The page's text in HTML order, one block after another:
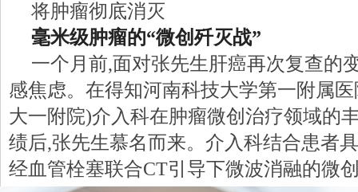
将肿瘤彻底消灭
毫米级肿瘤的“微创歼灭战”
一个月前,面对张先生肝癌再次复查的
感焦虑。在得知河南科技大学第一附属
大一附院)介入科在肿瘤微创治疗领域的
绩后,张先生慕名而来。介入科结合患者
经血管栓塞联合CT引导下微波消融的微